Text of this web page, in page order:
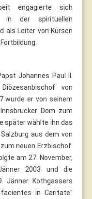
engagierte sich
in der spirituellen
als Leiter von Kursen
Johannes Paul II.
von
wurde er von seinem
Dom zum
später wählte ihn das
aus dem von
neuen Erzbischof.
am 27. November,
2003 und die
Jänner. Kothgassers
in Caritate"